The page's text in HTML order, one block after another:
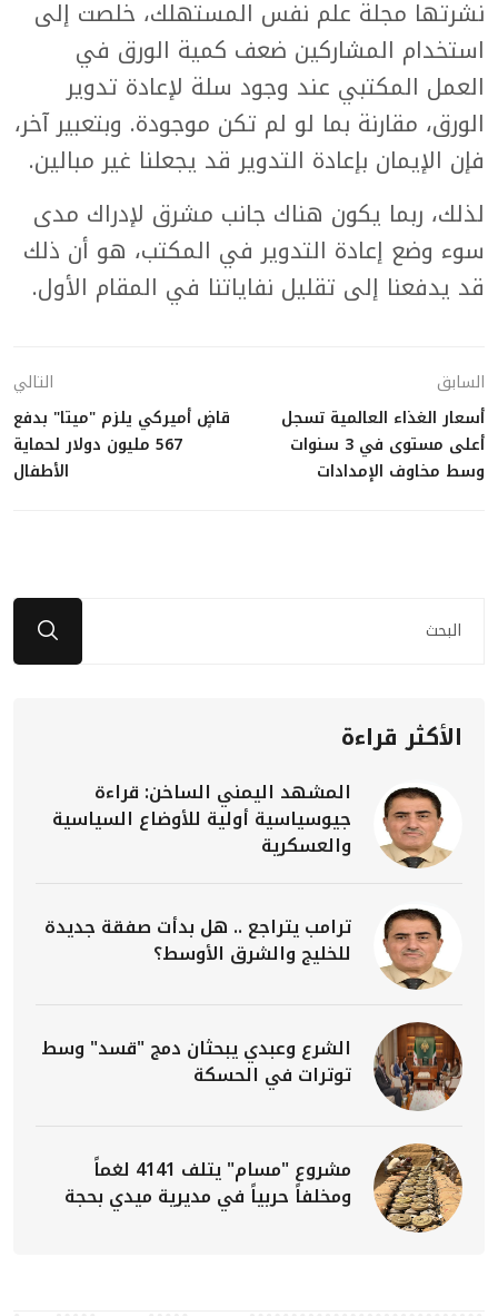
نشرتها مجلة علم نفس المستهلك، خلصت إلى
استخدام المشاركين ضعف كمية الورق في
العمل المكتبي عند وجود سلة لإعادة تدوير
الورق، مقارنة بما لو لم تكن موجودة. وبتعبير آخر،
فإن الإيمان بإعادة التدوير قد يجعلنا غير مبالين.
لذلك، ربما يكون هناك جانب مشرق لإدراك مدى
سوء وضع إعادة التدوير في المكتب، هو أن ذلك
قد يدفعنا إلى تقليل نفاياتنا في المقام الأول.
السابق
أسعار الغذاء العالمية تسجل
أعلى مستوى في 3 سنوات
وسط مخاوف الإمدادات
التالي
قاضٍ أميركي يلزم "ميتا" بدفع
567 مليون دولار لحماية
الأطفال
الأكثر قراءة
المشهد اليمني الساخن: قراءة
جيوسياسية أولية للأوضاع السياسية
والعسكرية
ترامب يتراجع .. هل بدأت صفقة جديدة
للخليج والشرق الأوسط؟
الشرع وعبدي يبحثان دمج "قسد" وسط
توترات في الحسكة
مشروع "مسام" يتلف 4141 لغماً
ومخلفاً حربياً في مديرية ميدي بحجة